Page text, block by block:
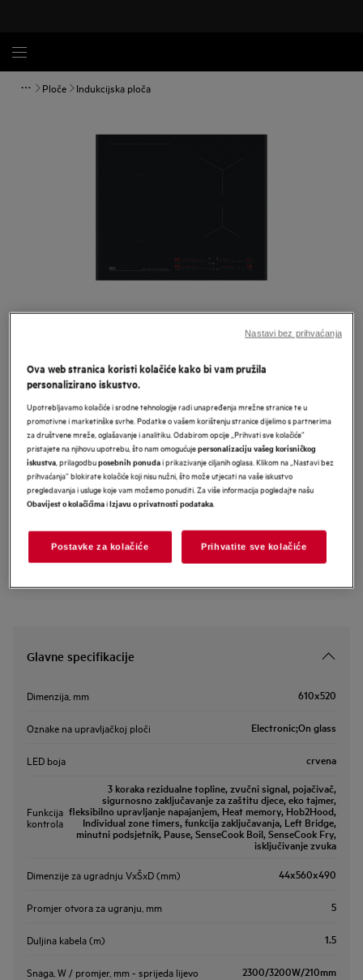
Ploče Indukcijska ploča
Povećaj
NII64B30AZ
AEG 8000 SenseBoil+Fry ugradbena
indukcijska ploča SaphirMatt® 60 cm
Informacijski list proizvoda
Sigurnosne upute i sigurnosna upozorenja prema EU regulativi
2023/988 navedeni su u poglavljima 1 i 2 korisničkog priručnika.
Za sigurno korištenje proizvoda pročitajte cijeli korisnički
priručnik.
Glavne specifikacije
Dimenzija, mm 610x520
Oznake na upravljačkoj ploči Electronic;On glass
LED boja crvena
Funkcija
kontrola
3 koraka rezidualne topline, zvučni signal, pojačivač,
sigurnosno zaključavanje za zaštitu djece, eko tajmer,
fleksibilno upravljanje napajanjem, Heat memory, Hob2Hood,
Individual zone timers, funkcija zaključavanja, Left Bridge,
minutni podsjetnik, Pause, SenseCook Boil, SenseCook Fry,
isključivanje zvuka
Dimenzije za ugradnju VxŠxD (mm) 44x560x490
Promjer otvora za ugranju, mm 5
Duljina kabela (m) 1.5
Snaga, W / promjer, mm - sprijeda lijevo 2300/3200W/210mm
Ova web stranica koristi kolačiće kako bi vam pružila
personalizirano iskustvo.
Upotrebljavamo kolačiće i srodne tehnologije radi unapređenja mrežne stranice te u
promotivne i marketinške svrhe. Podatke o vašem korištenju stranice dijelimo s partnerima
za društvene mreže, oglašavanje i analitiku. Odabirom opcije „Prihvati sve kolačiće”
pristajete na njihovu upotrebu, što nam omogućujepersonalizaciju vašeg korisničkog
iskustva, prilagodbuposebnih ponudai prikazivanje ciljanih oglasa. Klikom na „Nastavi bez
prihvaćanja” blokirate kolačiće koji nisu nužni, što može utjecati na vaše iskustvo
pregledavanja i usluge koje vam možemo ponuditi. Za više informacija pogledajte našu
Obavijest o kolačićimaiIzjavu o privatnosti podataka.
Postavke za kolačiće Prihvatite sve kolačiće
Nastavi bez prihvaćanja